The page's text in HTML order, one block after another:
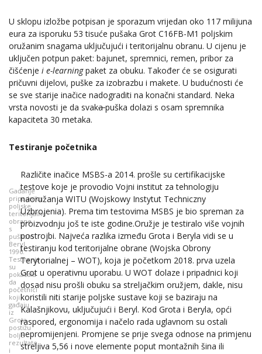
U sklopu izložbe potpisan je sporazum vrijedan oko 117 milijuna
eura za isporuku 53 tisuće pušaka Grot C16FB-M1 poljskim
oružanim snagama uključujući i teritorijalnu obranu. U cijenu je
uključen potpun paket: bajunet, spremnici, remen, pribor za
čišćenje i e-learningpaket za obuku. Također će se osigurati
pričuvni dijelovi, puške za izobrazbu i makete. U budućnosti će
se sve starije inačice nadograditi na konačni standard. Neka
vrsta novosti je da svakapuška dolazi s osam spremnika
kapaciteta 30 metaka.
Testiranje početnika
Gađanje
pripadnika
poljske
teritorijalne
obrane
s
puškom
Beryl
1996.
Testiranja
su
pokazala
da
početnici
koji
gađaju
iz
Grota
postižu
bolje
rezultate
i
Različite inačice MSBS-a 2014. prošle su certifikacijske
testove koje je provodio Vojni institut za tehnologiju
naoružanja WITU (Wojskowy Instytut Techniczny
Uzbrojenia). Prema tim testovima MSBS je bio spreman za
proizvodnju još te iste godine.Oružje je testiralo više vojnih
postrojbi. Najveća razlika između Grota i Beryla vidi se u
testiranju kod teritorijalne obrane (Wojska Obrony
Terytorialnej – WOT), koja je početkom 2018. prva uzela
Grot u operativnu uporabu. U WOT dolaze i pripadnici koji
dosad nisu prošli obuku sa streljačkim oružjem, dakle, nisu
koristili niti starije poljske sustave koji se baziraju na
Kalašnjikovu, uključujući i Beryl. Kod Grota i Beryla, opći
raspored, ergonomija i načelo rada uglavnom su ostali
nepromijenjeni. Promjene se prije svega odnose na primjenu
streljiva 5,56 i nove elemente poput montažnih šina ili